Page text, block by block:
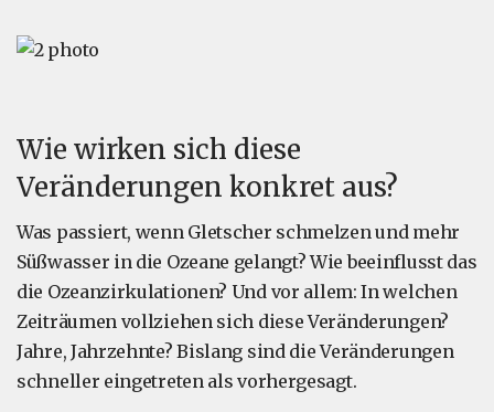
Wie wirken sich diese
Veränderungen konkret aus?
Was passiert, wenn Gletscher schmelzen und mehr
Süßwasser in die Ozeane gelangt? Wie beeinflusst das
die Ozeanzirkulationen? Und vor allem: In welchen
Zeiträumen vollziehen sich diese Veränderungen?
Jahre, Jahrzehnte? Bislang sind die Veränderungen
schneller eingetreten als vorhergesagt.